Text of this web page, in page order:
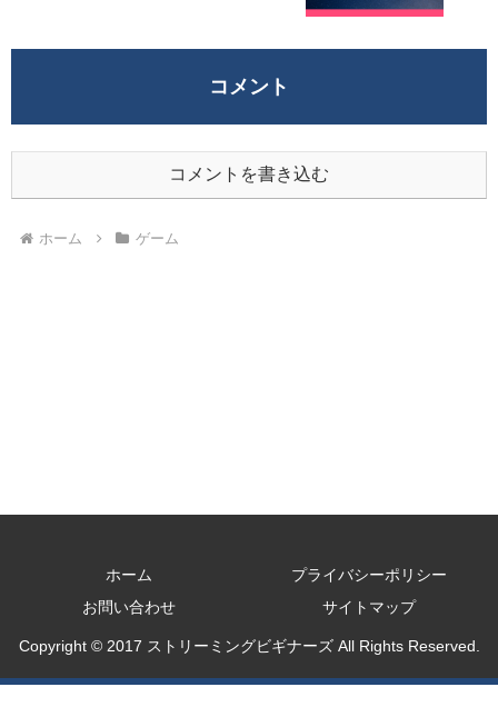
コメント
コメントを書き込む
ホーム ゲーム
ホーム
プライバシーポリシー
お問い合わせ
サイトマップ
Copyright © 2017 ストリーミングビギナーズ All Rights Reserved.